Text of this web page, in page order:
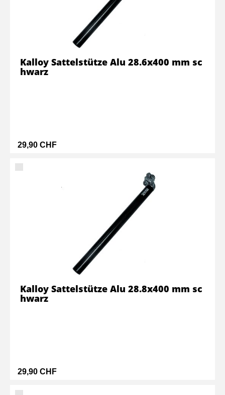
29,90 CHF
Kalloy Sattelstütze Alu 28.6x400 mm sc
hwarz
29,90 CHF
Kalloy Sattelstütze Alu 28.8x400 mm sc
hwarz